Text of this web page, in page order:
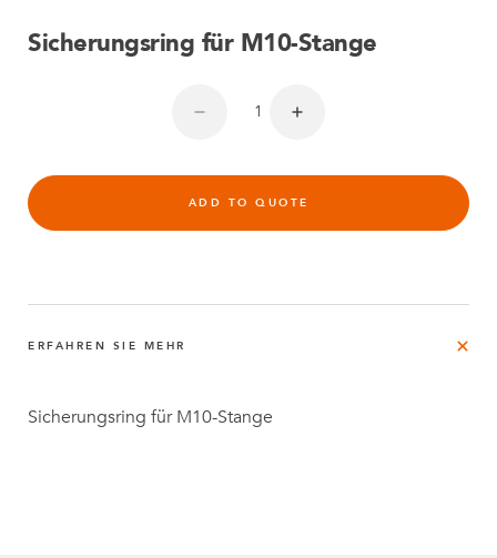
Sicherungsring für M10-Stange
ADD TO QUOTE
ERFAHREN SIE MEHR
Sicherungsring für M10-Stange